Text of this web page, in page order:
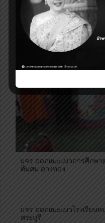
มจร ออกแนะแนวการศึกษ
ต้นสน อ่างทอง
มจร ออกแนะแนวโรงเรียน
สระบุรี